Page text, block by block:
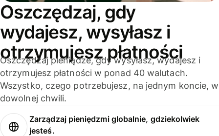
Oszczędzaj, gdy
wydajesz, wysyłasz i
otrzymujesz płatności
Oszczędzaj pieniądze, gdy wysyłasz, wydajesz i
otrzymujesz płatności w ponad 40 walutach.
Wszystko, czego potrzebujesz, na jednym koncie, w
dowolnej chwili.
Zarządzaj pieniędzmi globalnie, gdziekolwiek
jesteś.